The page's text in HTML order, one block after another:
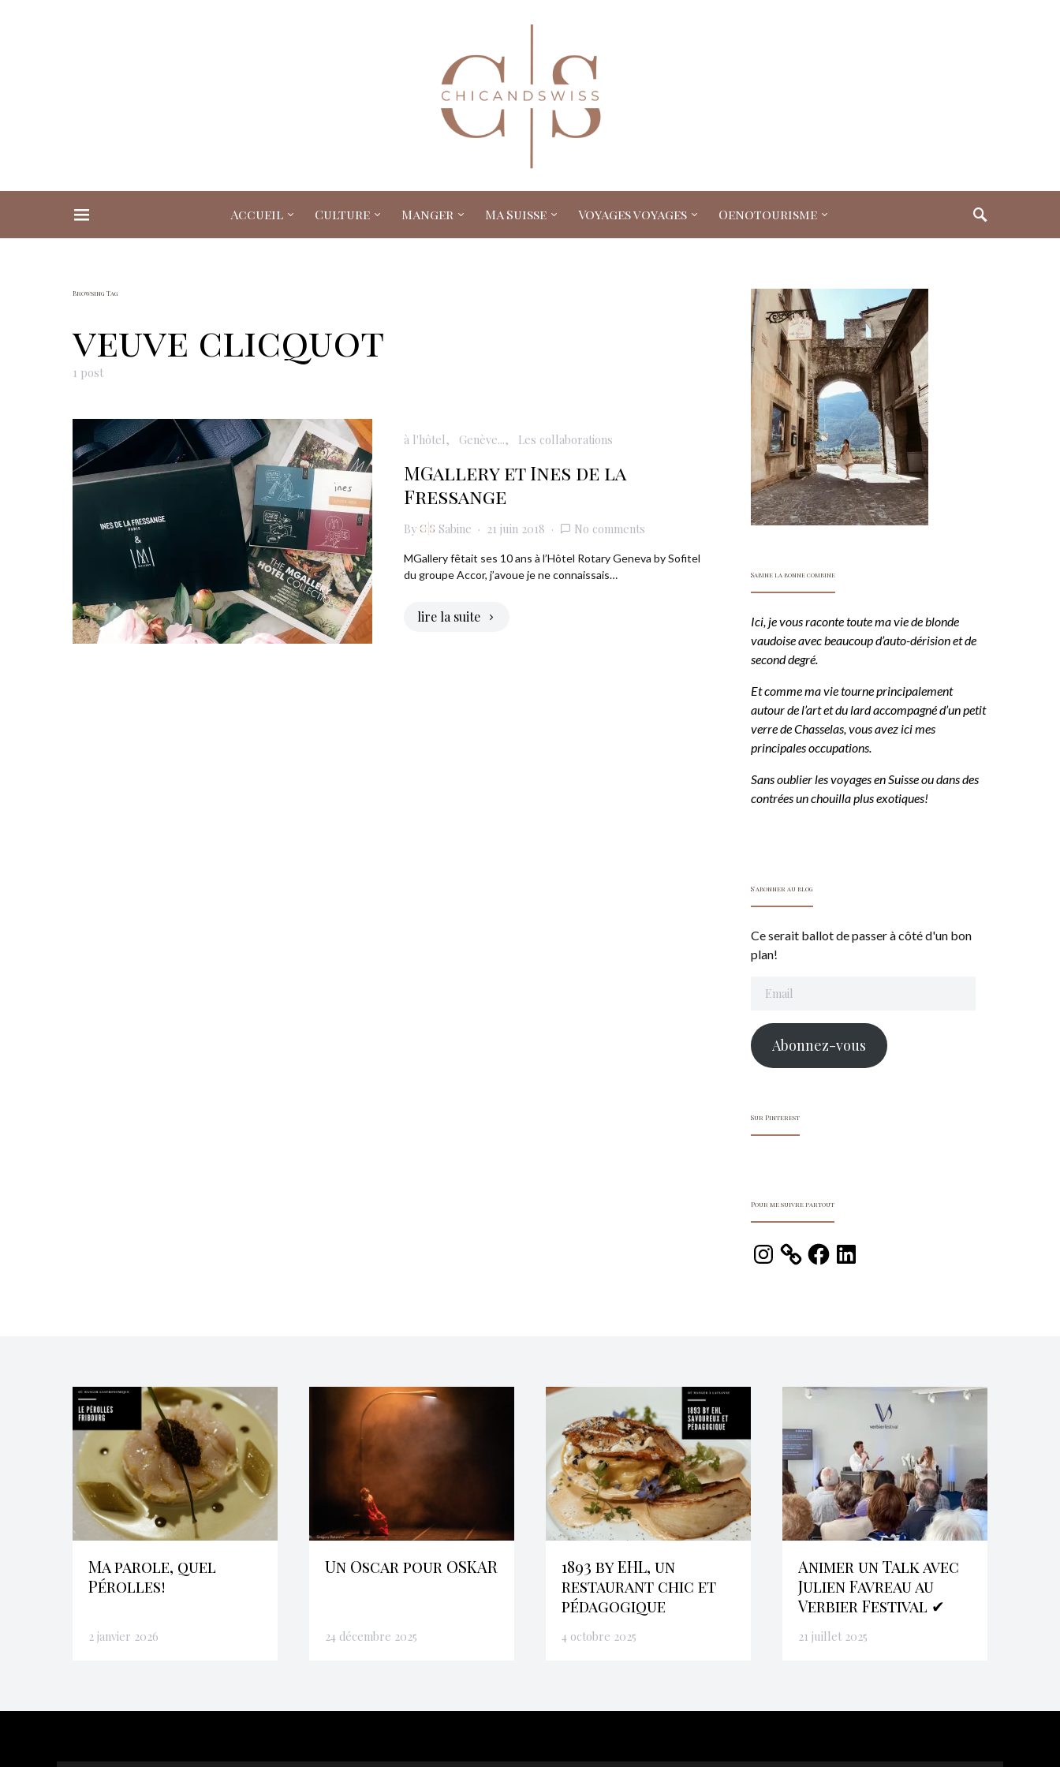
Accueil Culture Manger Ma Suisse Voyages voyages Oenotourisme
Search for:
Browsing Tag
veuve clicquot
1 post
à l'hôtel Genève... Les collaborations
MGallery et Ines de la
Fressange
By Sabine 21 juin 2018 No comments
MGallery fêtait ses 10 ans à l’Hôtel Rotary Geneva by Sofitel
du groupe Accor, j’avoue je ne connaissais…
lire la suite
Sabine la bonne combine
Ici, je vous raconte toute ma vie de blonde
vaudoise avec beaucoup d’auto-dérision et de
second degré.
Et comme ma vie tourne principalement
autour de l’art et du lard accompagné d’un petit
verre de Chasselas, vous avez ici mes
principales occupations.
Sans oublier les voyages en Suisse ou dans des
contrées un chouilla plus exotiques!
S'abonner au blog
Ce serait ballot de passer à côté d'un bon
plan!
Abonnez-vous
Sur Pinterest
Pour me suivre partout
Instagram FacebookLinkedIn
Ma parole, quel
Pérolles!
2 janvier 2026
Un Oscar pour OSKAR
24 décembre 2025
1893 by EHL, un
restaurant chic et
pédagogique
4 octobre 2025
Animer un Talk avec
Julien Favreau au
Verbier Festival ✔
21 juillet 2025